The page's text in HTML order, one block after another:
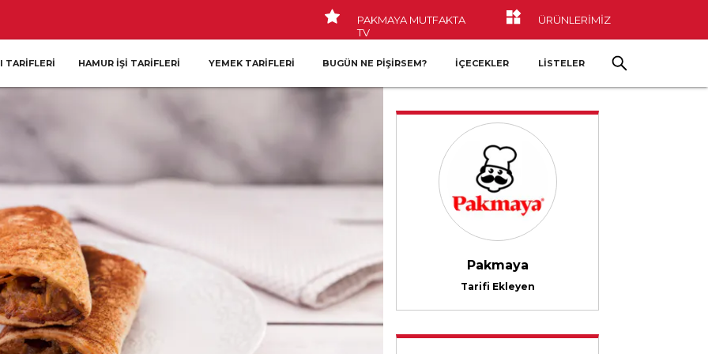
PAKMAYA MUTFAKTA
TV
ÜRÜNLERİMİZ
TARIFLERI HAMUR İŞI TARIFLERI YEMEK TARIFLERI BUGÜN NE PIŞIRSEM? İÇECEKLER LİSTELER
Pakmaya
Tarifi Ekleyen